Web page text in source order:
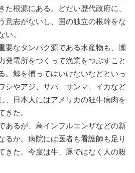
た根源にある。どだい歴代政府に、
意志がないし、国の独立の根幹をな
い。
要なタンパク源である水産物も、瀬
発電所をつくって漁業をつぶすこと
。鯨を捕ってはいけないなどといっ
シやアジ、サバ、サンマ、イカなど
、日本人にはアメリカの狂牛病肉を
きた。
あるが、鳥インフルエンザなどの新
るか。病院には医者も看護師も足り
きた。今度は牛、豚ではなく人の殺